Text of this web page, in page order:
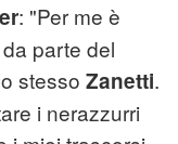
: "Per me è
parte del
stesso Zanetti.
i nerazzurri